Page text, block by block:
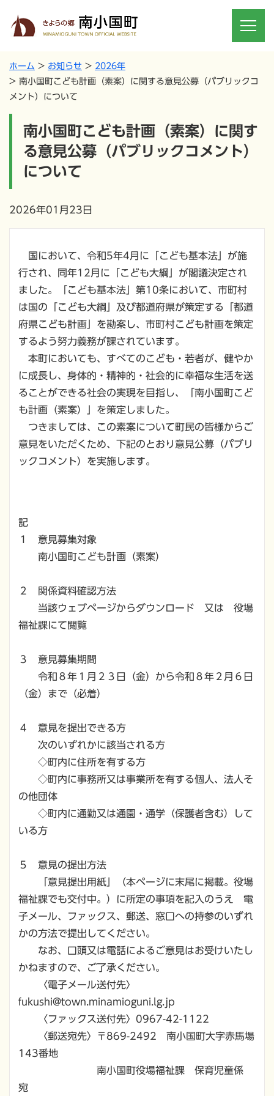
ホーム お知らせ
2026年
南小国町こども計画（素案）に関する意見公募（パブリックコ
メント）について
南小国町こども計画（素案）に関す
る意見公募（パブリックコメント）
について
2026年01月23日
国において、令和5年4月に「こども基本法」が施
行され、同年12月に「こども大綱」が閣議決定され
ました。「こども基本法」第10条において、市町村
は国の「こども大綱」及び都道府県が策定する「都道
府県こども計画」を勘案し、市町村こども計画を策定
するよう努力義務が課されています。
本町においても、すべてのこども・若者が、健やか
に成長し、身体的・精神的・社会的に幸福な生活を送
ることができる社会の実現を目指し、「南小国町こど
も計画（素案）」を策定しました。
つきましては、この素案について町民の皆様からご
意見をいただくため、下記のとおり意見公募（パブリ
ックコメント）を実施します。
記
１ 意見募集対象
南小国町こども計画（素案）
２ 関係資料確認方法
当該ウェブページからダウンロード 又は 役場
福祉課にて閲覧
３ 意見募集期間
令和８年１月２３日（金）から令和８年２月６日
（金）まで（必着）
４ 意見を提出できる方
次のいずれかに該当される方
◇町内に住所を有する方
◇町内に事務所又は事業所を有する個人、法人そ
の他団体
◇町内に通勤又は通園・通学（保護者含む）して
いる方
５ 意見の提出方法
「意見提出用紙」（本ページに末尾に掲載。役場
福祉課でも交付中。）に所定の事項を記入のうえ 電
子メール、ファックス、郵送、窓口への持参のいずれ
かの方法で提出してください。
なお、口頭又は電話によるご意見はお受けいたし
かねますので、ご了承ください。
〈電子メール送付先〉
fukushi@town.minamioguni.lg.jp
〈ファックス送付先〉0967-42-1122
〈郵送宛先〉〒869-2492 南小国町大字赤馬場
143番地
南小国町役場福祉課 保育児童係
宛